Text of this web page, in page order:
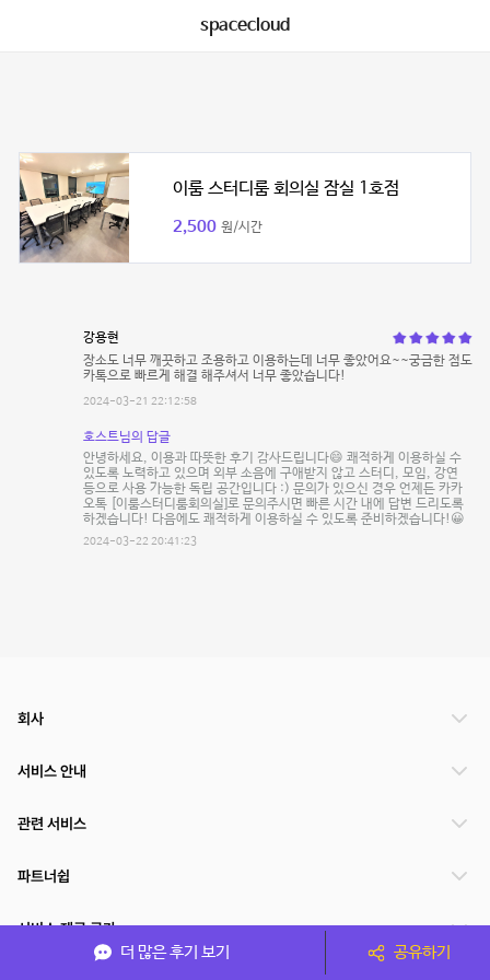
spacecloud
이룸 스터디룸 회의실 잠실 1호점
2,500 원/시간
강용현
장소도 너무 깨끗하고 조용하고 이용하는데 너무 좋았어요~~궁금한 점도
카톡으로 빠르게 해결 해주셔서 너무 좋았습니다!
2024-03-21 22:12:58
호스트님의 답글
안녕하세요, 이용과 따뜻한 후기 감사드립니다😄 쾌적하게 이용하실 수
있도록 노력하고 있으며 외부 소음에 구애받지 않고 스터디, 모임, 강연
등으로 사용 가능한 독립 공간입니다 :) 문의가 있으신 경우 언제든 카카
오톡 [이룸스터디룸회의실]로 문의주시면 빠른 시간 내에 답변 드리도록
하겠습니다! 다음에도 쾌적하게 이용하실 수 있도록 준비하겠습니다!😀
2024-03-22 20:41:23
더 많은 후기 보기 공유하기
회사
서비스 안내
관련 서비스
파트너쉽
서비스 제공 국가